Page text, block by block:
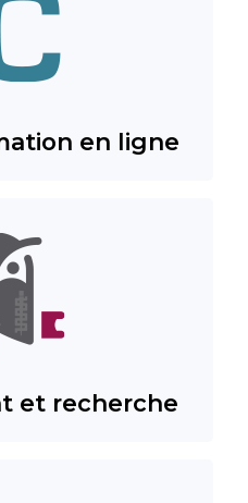
en ligne
et recherche